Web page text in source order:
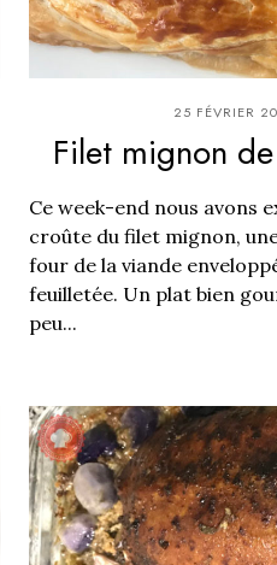
25 FÉVRIER
Filet mignon
Ce week-end nous avons
croûte du filet mignon,
four de la viande
feuilletée. Un plat bien
peu...